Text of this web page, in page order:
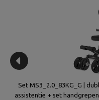
Set MS3_2.0_83KG_G |
assistentie + set